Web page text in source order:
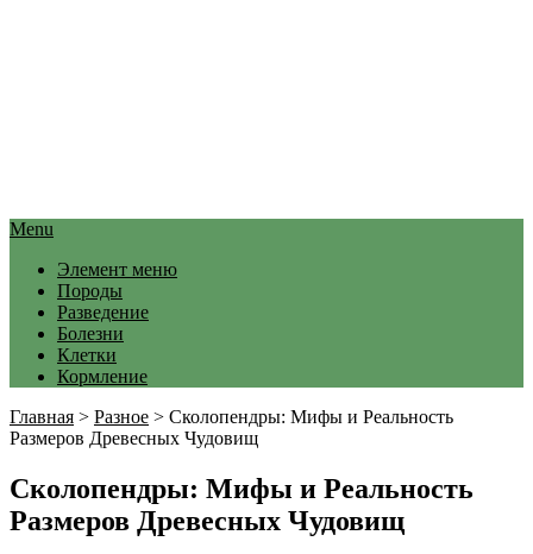
Menu
Элемент меню
Породы
Разведение
Болезни
Клетки
Кормление
Главная > Разное > Сколопендры: Мифы и Реальность
Размеров Древесных Чудовищ
Сколопендры: Мифы и Реальность
Размеров Древесных Чудовищ